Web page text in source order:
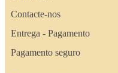
Contacte-nos
Entrega - Pagamento
Pagamento seguro